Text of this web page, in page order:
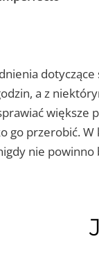
a z
większe
go przerobić.
nie powinno